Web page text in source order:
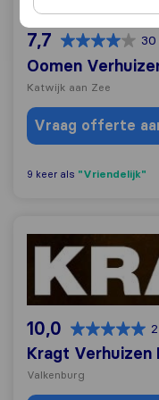
7,7 30
Oomen
Katwijk aan Zee
Vraag offerte
9 keer als "Vriendelijk"
Kragt Verhuizen BV
10,0 2
Kragt Verhuizen
Valkenburg